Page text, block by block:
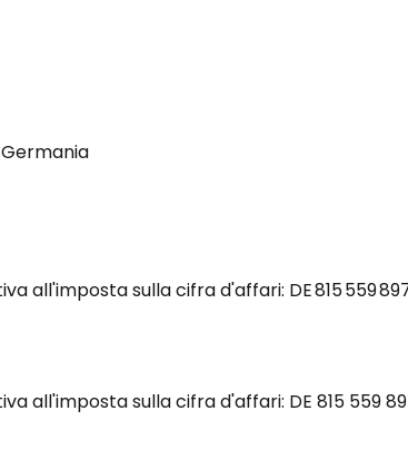
all'imposta sulla cifra d'affari: DE 815 559
all'imposta sulla cifra d'affari: DE 815 559